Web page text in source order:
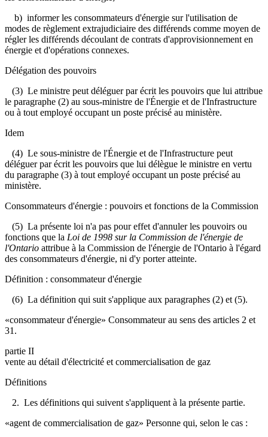
b) informer les consommateurs d'énergie sur l'utilisation de
modes de règlement extrajudiciaire des différends comme moyen de
régler les différends découlant de contrats d'approvisionnement en
énergie et d'opérations connexes.
Délégation des pouvoirs
(3) Le ministre peut déléguer par écrit les pouvoirs que lui attribue
le paragraphe (2) au sous-ministre de l'Énergie et de l'Infrastructure
ou à tout employé occupant un poste précisé au ministère.
Idem
(4) Le sous-ministre de l'Énergie et de l'Infrastructure peut
déléguer par écrit les pouvoirs que lui délègue le ministre en vertu
du paragraphe (3) à tout employé occupant un poste précisé au
ministère.
Consommateurs d'énergie : pouvoirs et fonctions de la Commission
(5) La présente loi n'a pas pour effet d'annuler les pouvoirs ou
fonctions que la Loi de 1998 sur la Commission de l'énergie de
l'Ontario attribue à la Commission de l'énergie de l'Ontario à l'égard
des consommateurs d'énergie, ni d'y porter atteinte.
Définition : consommateur d'énergie
(6) La définition qui suit s'applique aux paragraphes (2) et (5).
«consommateur d'énergie» Consommateur au sens des articles 2 et
31.
partie II
vente au détail d'électricité et commercialisation de gaz
Définitions
2. Les définitions qui suivent s'appliquent à la présente partie.
«agent de commercialisation de gaz» Personne qui, selon le cas :